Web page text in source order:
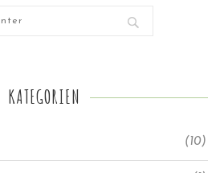
KATEGORIEN
(10)